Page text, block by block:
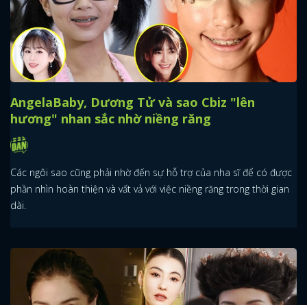
AngelaBaby, Dương Tử và sao Cbiz "lên
hương" nhan sắc nhờ niềng răng
Các ngôi sao cũng phải nhờ đến sự hỗ trợ của nha sĩ để có được
phần nhìn hoàn thiện và vất vả với việc niềng răng trong thời gian
dài.